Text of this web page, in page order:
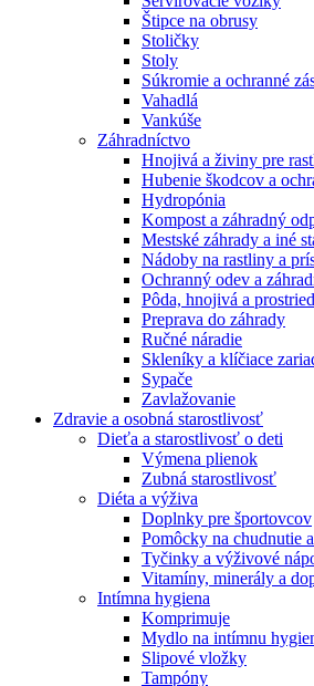
Štipce na obrusy
Stoličky
Stoly
Súkromie a ochranné
Vahadlá
Vankúše
Záhradníctvo
Hnojivá a živiny pre
Hubenie škodcov a
Hydropónia
Kompost a záhradný
Mestské záhrady a iné
Nádoby na rastliny a
Ochranný odev a
Pôda, hnojivá a
Preprava do záhrady
Ručné náradie
Skleníky a klíčiace
Sypače
Zavlažovanie
Zdravie a osobná starostlivosť
Dieťa a starostlivosť o deti
Výmena plienok
Zubná starostlivosť
Diéta a výživa
Doplnky pre športovcov
Pomôcky na chudnutie
Tyčinky a výživové
Vitamíny, minerály a
Intímna hygiena
Komprimuje
Mydlo na intímnu
Slipové vložky
Tampóny